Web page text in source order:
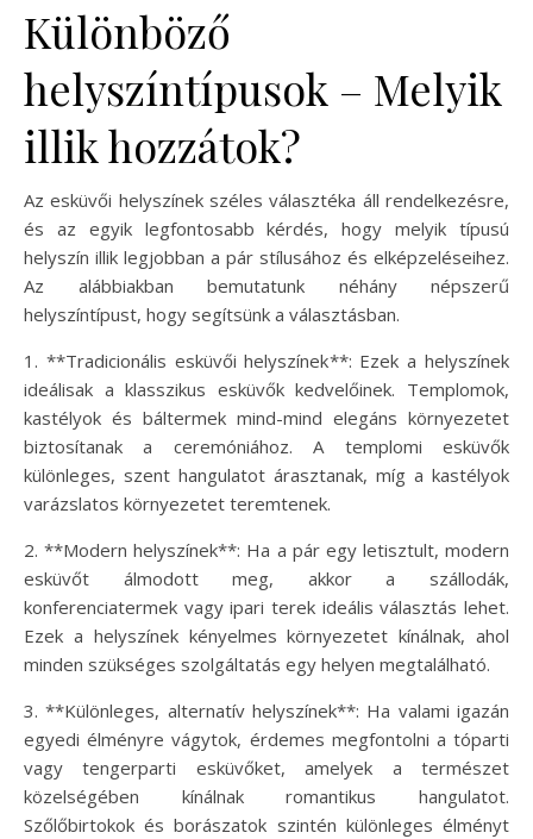
Különböző
helyszíntípusok – Melyik
illik hozzátok?
Az esküvői helyszínek széles választéka áll rendelkezésre,
és az egyik legfontosabb kérdés, hogy melyik típusú
helyszín illik legjobban a pár stílusához és elképzeléseihez.
Az alábbiakban bemutatunk néhány népszerű
helyszíntípust, hogy segítsünk a választásban.
1. **Tradicionális esküvői helyszínek**: Ezek a helyszínek
ideálisak a klasszikus esküvők kedvelőinek. Templomok,
kastélyok és báltermek mind-mind elegáns környezetet
biztosítanak a ceremóniához. A templomi esküvők
különleges, szent hangulatot árasztanak, míg a kastélyok
varázslatos környezetet teremtenek.
2. **Modern helyszínek**: Ha a pár egy letisztult, modern
esküvőt álmodott meg, akkor a szállodák,
konferenciatermek vagy ipari terek ideális választás lehet.
Ezek a helyszínek kényelmes környezetet kínálnak, ahol
minden szükséges szolgáltatás egy helyen megtalálható.
3. **Különleges, alternatív helyszínek**: Ha valami igazán
egyedi élményre vágytok, érdemes megfontolni a tóparti
vagy tengerparti esküvőket, amelyek a természet
közelségében kínálnak romantikus hangulatot.
Szőlőbirtokok és borászatok szintén különleges élményt